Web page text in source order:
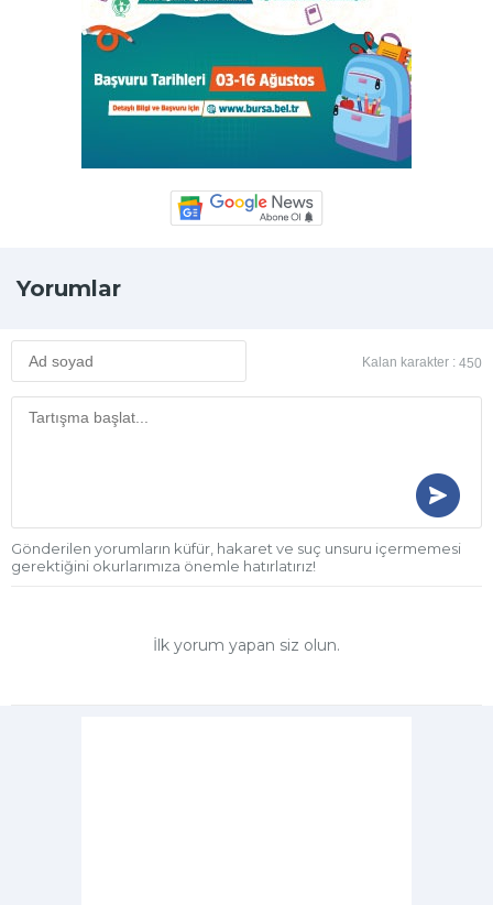
Yorumlar
Kalan karakter : 450
Gönderilen yorumların küfür, hakaret ve suç unsuru içermemesi
gerektiğini okurlarımıza önemle hatırlatırız!
İlk yorum yapan siz olun.